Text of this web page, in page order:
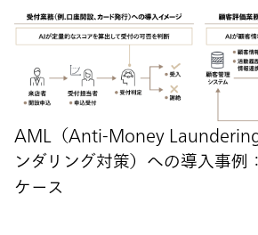
AML（Anti-Money
ンダリング対策）への導入事例
ケース